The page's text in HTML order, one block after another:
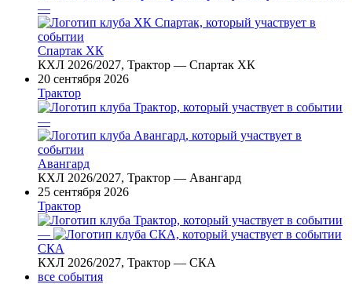
—
Спартак ХК
КХЛ 2026/2027, Трактор — Спартак ХК
20 сентября 2026
Трактор
—
Авангард
КХЛ 2026/2027, Трактор — Авангард
25 сентября 2026
Трактор
—
СКА
КХЛ 2026/2027, Трактор — СКА
все события